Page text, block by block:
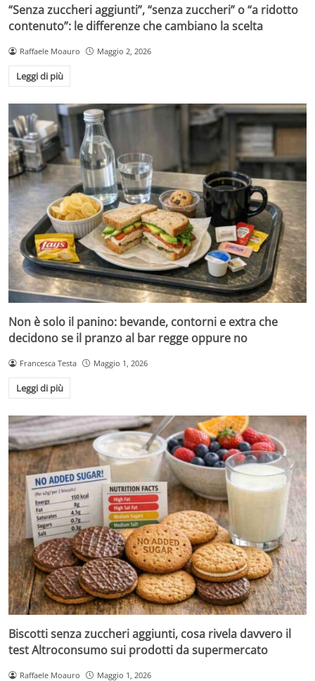
“Senza zuccheri aggiunti”, “senza zuccheri” o “a ridotto
contenuto”: le differenze che cambiano la scelta
Raffaele Moauro Maggio 2, 2026
Leggi di più
Non è solo il panino: bevande, contorni e extra che
decidono se il pranzo al bar regge oppure no
Francesca Testa Maggio 1, 2026
Leggi di più
Biscotti senza zuccheri aggiunti, cosa rivela davvero il
test Altroconsumo sui prodotti da supermercato
Raffaele Moauro Maggio 1, 2026